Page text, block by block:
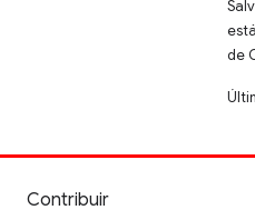
de
Contribuir